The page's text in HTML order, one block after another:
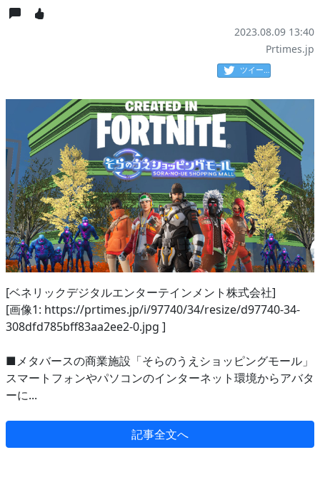
2023.08.09 13:40
Prtimes.jp
ツイート
[ベネリックデジタルエンターテインメント株式会社]
[画像1: https://prtimes.jp/i/97740/34/resize/d97740-34-
308dfd785bff83aa2ee2-0.jpg ]
■メタバースの商業施設「そらのうえショッピングモール」
スマートフォンやパソコンのインターネット環境からアバタ
ーに...
記事全文へ